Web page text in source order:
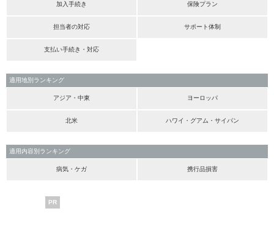
加入手続き 保険プラン
担当者の対応 サポート体制
支払い手続き・対応
適用地別ランキング
アジア・中東 ヨーロッパ
北米 ハワイ・グアム・サイパン
適用内容別ランキング
病気・ケガ 携行品損害
PR